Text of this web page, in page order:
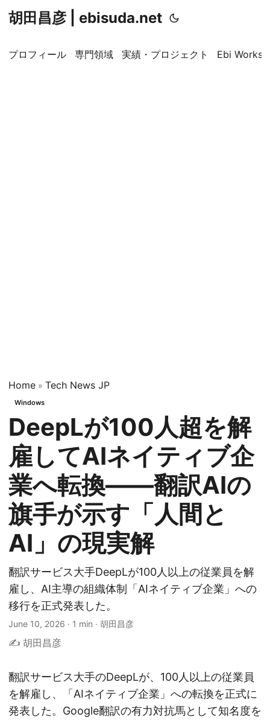
胡田昌彦 | ebisuda.net
プロフィール 専門領域 実績・プロジェクト Ebi
Home » Tech News JP
Windows
DeepLが100人超を解
雇してAIネイティブ企
業へ転換——翻訳AIの
旗手が示す「人間と
AI」の現実解
翻訳サービス大手DeepLが100人以上の従業員を解
雇し、AI主導の組織体制「AIネイティブ企業」への
移行を正式発表した。
June 10, 2026 · 1 min · 胡田昌彦
✍️ 胡田昌彦
翻訳サービス大手のDeepLが、100人以上の従業員
を解雇し、「AIネイティブ企業」への転換を正式に
発表した。Google翻訳の有力対抗馬として知名度を